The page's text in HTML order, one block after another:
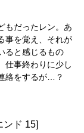
もだったレン。あ
事を覚え、それが
ると感じるもの
仕事終わりに少し
絡をするが…？
ンド 15]